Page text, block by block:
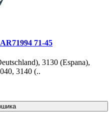
71-45
3130 (Espana),
3140 (..